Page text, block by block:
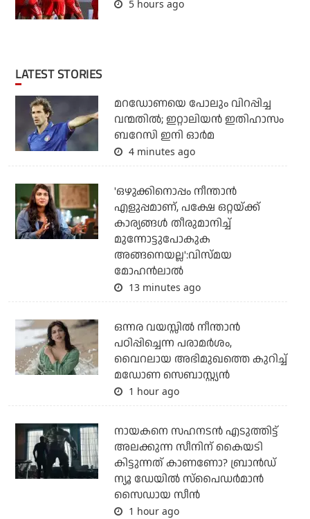
5 hours ago
LATEST STORIES
മറഡോണയെ പോലും വിറപ്പിച്ച
വന്മതില്‍; ഇറ്റാലിയന്‍ ഇതിഹാസം
ബറേസി ഇനി ഓര്‍മ
4 minutes ago
'ഒഴുക്കിനൊപ്പം നീന്താന്‍
എളുപ്പമാണ്, പക്ഷേ ഒറ്റയ്ക്ക്
കാര്യങ്ങള്‍ തീരുമാനിച്ച്
മുന്നോട്ടുപോകുക
അങ്ങനെയല്ല':വിസ്മയ
മോഹന്‍ലാല്‍
13 minutes ago
ഒന്നര വയസ്സിൽ നീന്താൻ
പഠിപ്പിച്ചെന്ന പരാമർശം,
വൈറലായ അഭിമുഖത്തെ കുറിച്ച്
മഡോണ സെബാസ്റ്റ്യൻ
1 hour ago
നായകനെ സഹനടന്‍ എടുത്തിട്ട്
അലക്കുന്ന സീനിന് കൈയടി
കിട്ടുന്നത് കാണണോ? ബ്രാന്‍ഡ്
ന്യൂ ഡേയില്‍ സ്‌പൈഡര്‍മാന്‍
സൈഡായ സീന്‍
1 hour ago